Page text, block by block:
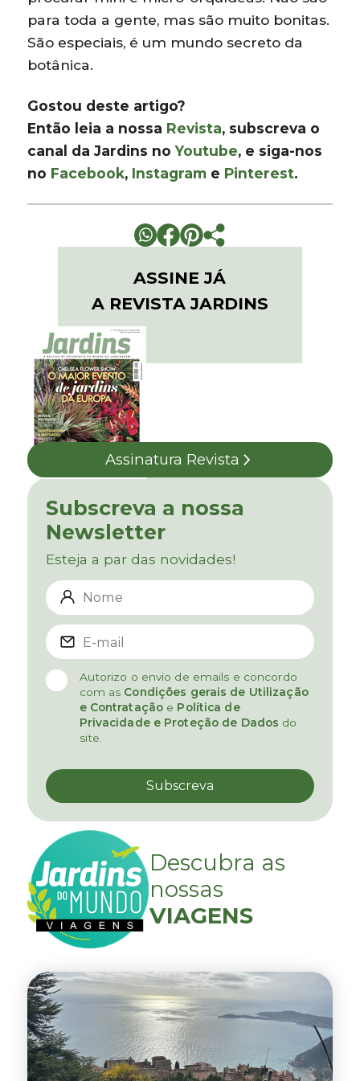
para toda a gente, mas são muito bonitas.
São especiais, é um mundo secreto da
botânica.
Gostou deste artigo?
Então leia a nossa Revista, subscreva o
canal da Jardins noYoutube, e siga-nos
no Facebook, Instagram e Pinterest.
ASSINE JÁ
A REVISTA JARDINS
Assinatura Revista
Subscreva a nossa
Newsletter
Esteja a par das novidades!
Autorizo o envio de emails e concordo
com as Condições gerais de Utilização
e Contratação e Política de
Privacidade e Proteção de Dados do
site.
Descubra as
nossas
VIAGENS